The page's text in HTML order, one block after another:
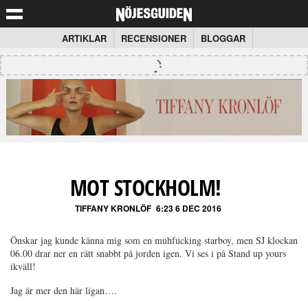
ARTIKLAR RECENSIONER BLOGGAR
MOT STOCKHOLM!
TIFFANY KRONLÖF 6:23 6 DEC 2016
Önskar jag kunde känna mig som en muhfucking starboy, men SJ klockan
06.00 drar ner en rätt snabbt på jorden igen. Vi ses i på Stand up yours
ikväll!
Jag är mer den här ligan….